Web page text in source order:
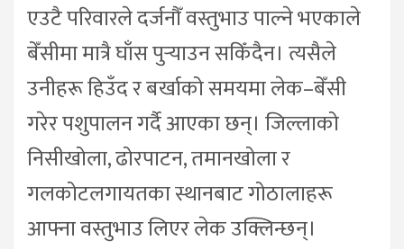
एउटै परिवारले दर्जनौँ वस्तुभाउ पाल्ने भएकाले
बेँसीमा मात्रै घाँस पुर्‍याउन सकिँदैन। त्यसैले
उनीहरू हिउँद र बर्खाको समयमा लेक–बेँसी
गरेर पशुपालन गर्दै आएका छन्। जिल्लाको
निसीखोला, ढोरपाटन, तमानखोला र
गलकोटलगायतका स्थानबाट गोठालाहरू
आफ्ना वस्तुभाउ लिएर लेक उक्लिन्छन्।